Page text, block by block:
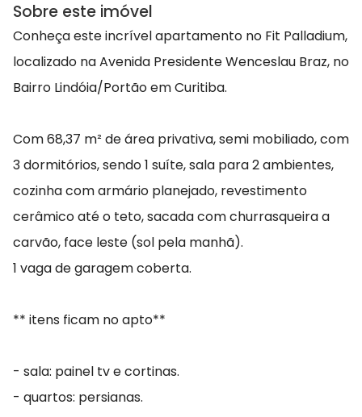
Sobre este imóvel
Conheça este incrível apartamento no Fit Palladium,
localizado na Avenida Presidente Wenceslau Braz, no
Bairro Lindóia/Portão em Curitiba.
Com 68,37 m² de área privativa, semi mobiliado, com
3 dormitórios, sendo 1 suíte, sala para 2 ambientes,
cozinha com armário planejado, revestimento
cerâmico até o teto, sacada com churrasqueira a
carvão, face leste (sol pela manhã).
1 vaga de garagem coberta.
** itens ficam no apto**
- sala: painel tv e cortinas.
- quartos: persianas.